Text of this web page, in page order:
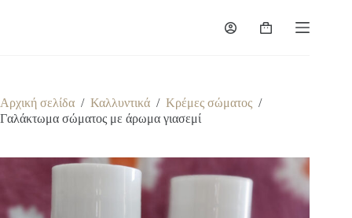
Καλάθι
Αρχική σελίδα / Καλλυντικά / Κρέμες σώματος /
Γαλάκτωμα σώματος με άρωμα γιασεμί